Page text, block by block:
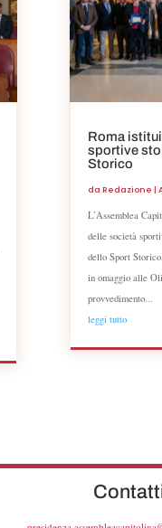
Roma
sportive
Storico
da Redazione |
L’Assemblea
delle società
dello Sport
in omaggio alle
provvedimento...
leggi tutto